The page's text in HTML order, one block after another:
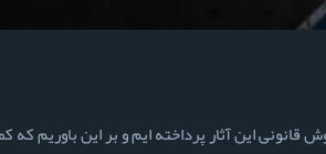
این آثار پرداخته ایم و بر این باوریم که